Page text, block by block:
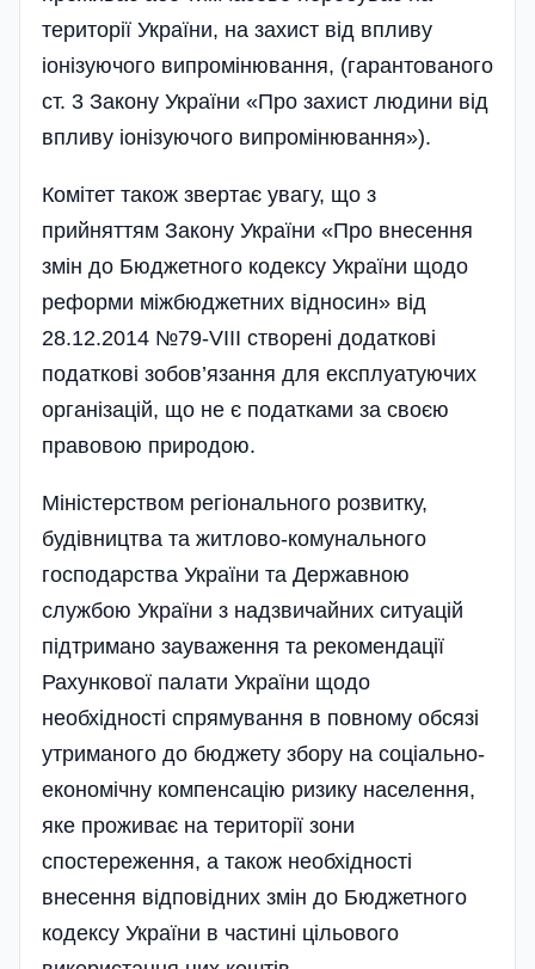
території України, на захист від впливу
іонізуючого випромінювання, (гарантованого
ст. 3 Закону України «Про захист людини від
впливу іонізуючого випромінювання»).
Комітет також звертає увагу, що з
прийняттям Закону України «Про внесення
змін до Бюджетного кодексу України щодо
реформи міжбюджетних відносин» від
28.12.2014 №79-VIII створені додаткові
податкові зобов’язання для експлуатуючих
організацій, що не є податками за своєю
правовою природою.
Міністерством регіонального розвитку,
будівництва та житлово-комунального
господарства України та Державною
службою України з надзвичайних ситуацій
підтримано зауваження та рекомендації
Рахункової палати України щодо
необхідності спрямування в повному обсязі
утриманого до бюджету збору на соціально-
економічну компенсацію ризику населення,
яке проживає на території зони
спостереження, а також необхідності
внесення відповідних змін до Бюджетного
кодексу України в частині цільового